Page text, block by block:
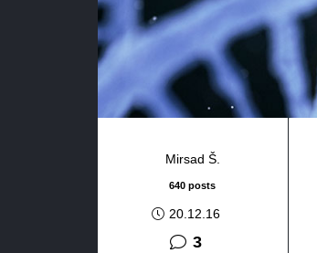
Mirsad Š.
640 posts
20.12.16
3komentara